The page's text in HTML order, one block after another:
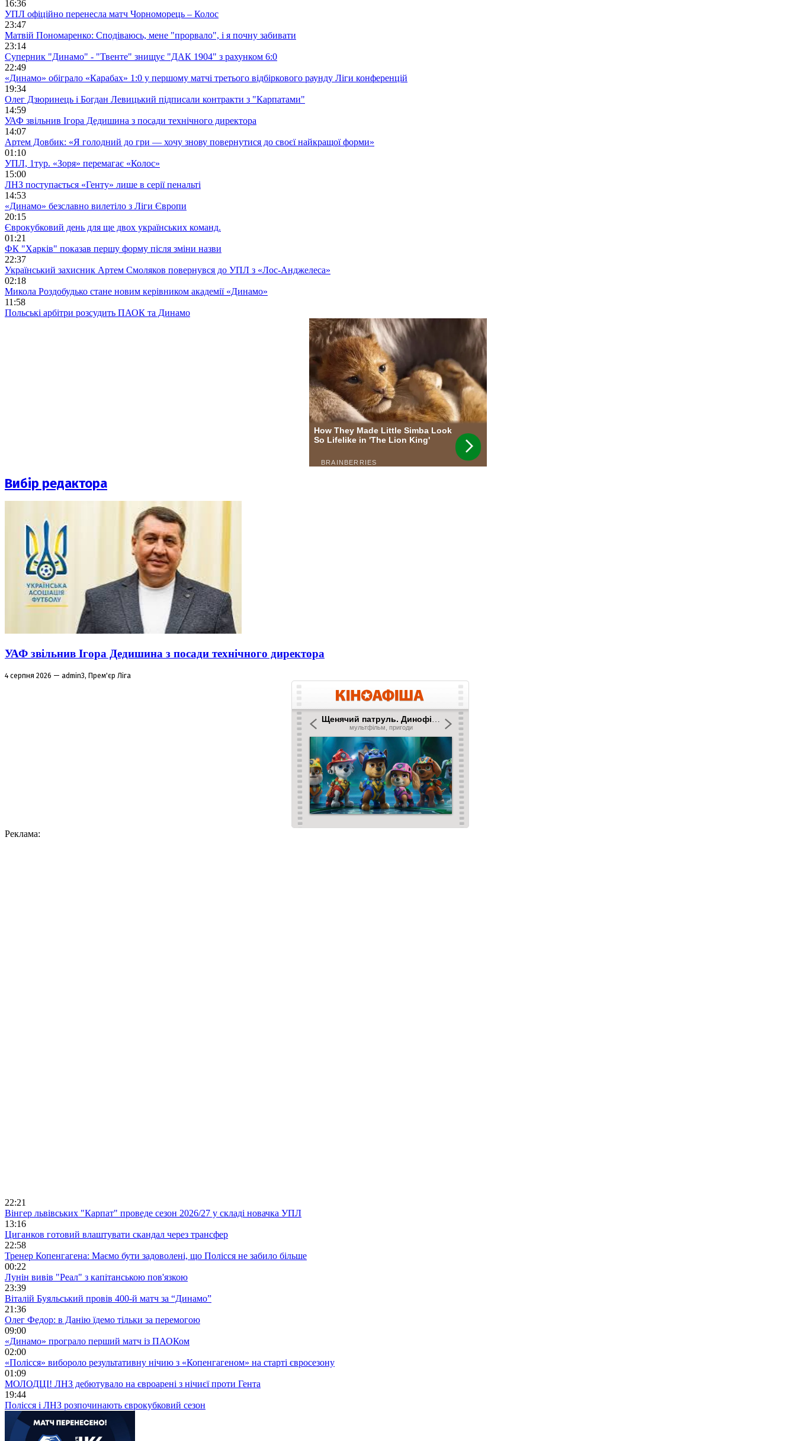
16:36
УПЛ офіційно перенесла матч Чорноморець – Колос
23:47
Матвій Пономаренко: Сподіваюсь, мене "прорвало", і я почну забивати
23:14
Суперник "Динамо" - "Твенте" знищує "ДАК 1904" з рахунком 6:0
22:49
«Динамо» обіграло «Карабах» 1:0 у першому матчі третього відбіркового раунду Ліги конференцій
19:34
Олег Дзюринець і Богдан Левицький підписали контракти з "Карпатами"
14:59
УАФ звільнив Ігора Дедишина з посади технічного директора
14:07
Артем Довбик: «Я голодний до гри — хочу знову повернутися до своєї найкращої форми»
01:10
УПЛ, 1тур. «Зоря» перемагає «Колос»
15:00
ЛНЗ поступається «Генту» лише в серії пенальті
14:53
«Динамо» безславно вилетіло з Ліги Європи
20:15
Єврокубковий день для ще двох українських команд.
01:21
ФК "Харків" показав першу форму після зміни назви
22:37
Український захисник Артем Смоляков повернувся до УПЛ з «Лос-Анджелеса»
02:18
Микола Роздобудько стане новим керівником академії «Динамо»
11:58
Польські арбітри розсудить ПАОК та Динамо
Вибір редактора
УАФ звільнив Ігора Дедишина з посади технічного директора
4 серпня 2026 — admin3, Прем'єр Ліга
Реклама:
22:21
Вінгер львівських "Карпат" проведе сезон 2026/27 у складі новачка УПЛ
13:16
Циганков готовий влаштувати скандал через трансфер
22:58
Тренер Копенгагена: Маємо бути задоволені, що Полісся не забило більше
00:22
Лунін вивів "Реал" з капітанською пов'язкою
23:39
Віталій Буяльський провів 400-й матч за “Динамо”
21:36
Олег Федор: в Данію їдемо тільки за перемогою
09:00
«Динамо» програло перший матч із ПАОКом
02:00
«Полісся» вибороло результативну нічию з «Копенгагеном» на старті євросезону
01:09
МОЛОДЦІ! ЛНЗ дебютувало на євроарені з нічиєї проти Гента
19:44
Полісся і ЛНЗ розпочинають єврокубковий сезон